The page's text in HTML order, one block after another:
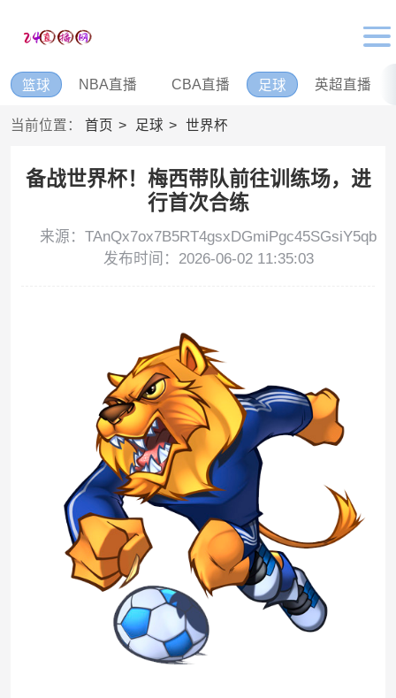
篮球 NBA直播 CBA直播 足球 英超直播
当前位置： 首页 足球 世界杯
备战世界杯！梅西带队前往训练场，进
行首次合练
来源：TAnQx7ox7B5RT4gsxDGmiPgc45SGsiY5qb
发布时间：2026-06-02 11:35:03